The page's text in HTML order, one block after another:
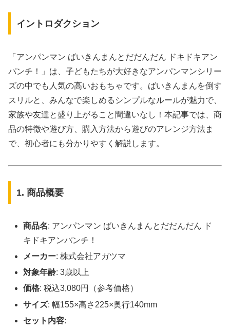
イントロダクション
「アンパンマン ばいきんまんとだだんだん ドキドキアン
パンチ！」は、子どもたちが大好きなアンパンマンシリー
ズの中でも人気の高いおもちゃです。ばいきんまんを倒す
スリルと、みんなで楽しめるシンプルなルールが魅力で、
家族や友達と盛り上がること間違いなし！本記事では、商
品の特徴や遊び方、購入方法から遊びのアレンジ方法ま
で、初心者にも分かりやすく解説します。
1. 商品概要
商品名: アンパンマン ばいきんまんとだだんだん ド
キドキアンパンチ！
メーカー: 株式会社アガツマ
対象年齢: 3歳以上
価格: 税込3,080円（参考価格）
サイズ: 幅155×高さ225×奥行140mm
セット内容: